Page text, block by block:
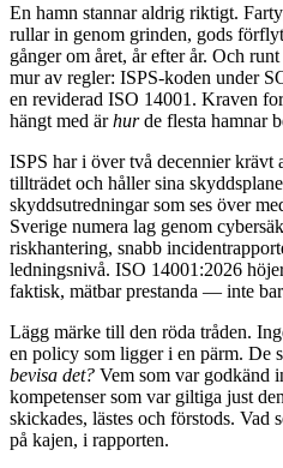
En hamn stannar aldrig riktigt.
rullar in genom grinden, gods
gånger om året, år efter år. Och
mur av regler: ISPS-koden under
en reviderad ISO 14001. Kraven
hängt med ärhurde flesta hamnar
ISPS har i över två decennier krävt
tillträdet och håller sina
skyddsutredningar som ses över
Sverige numera lag genom
riskhantering, snabb
ledningsnivå. ISO 14001:2026
faktisk, mätbar prestanda — inte
Lägg märke till den röda tråden.
en policy som ligger i en pärm. De
bevisa det? Vem som var godkänd
kompetenser som var giltiga just
skickades, lästes och förstods. Vad
på kajen, i rapporten.